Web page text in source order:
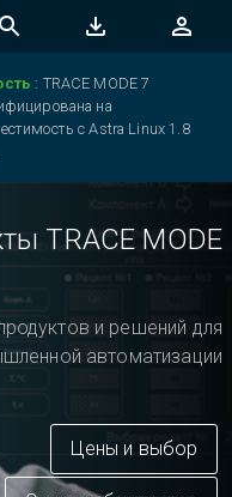
: TRACE MODE 7
на
с Astra Linux 1.8
TRACE MODE
и решений для
автоматизации
Цены и выбор